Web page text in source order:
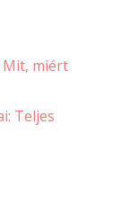
Mit, miért
Teljes